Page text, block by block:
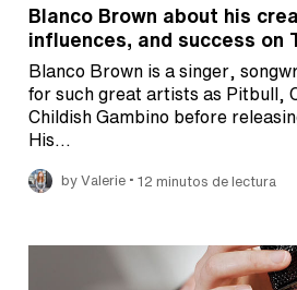
Blanco Brown about his
influences, and success on
Blanco Brown is a singer,
for such great artists as Pitbull,
Childish Gambino before
His…
by Valerie • 12 minutos de lectura